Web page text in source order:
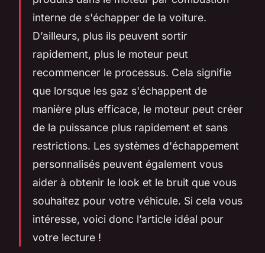
interne de s'échapper de la voiture.
D’ailleurs, plus ils peuvent sortir
rapidement, plus le moteur peut
recommencer le processus. Cela signifie
que lorsque les gaz s'échappent de
manière plus efficace, le moteur peut créer
de la puissance plus rapidement et sans
restrictions. Les systèmes d'échappement
personnalisés peuvent également vous
aider à obtenir le look et le bruit que vous
souhaitez pour votre véhicule. Si cela vous
intéresse, voici donc l’article idéal pour
votre lecture !